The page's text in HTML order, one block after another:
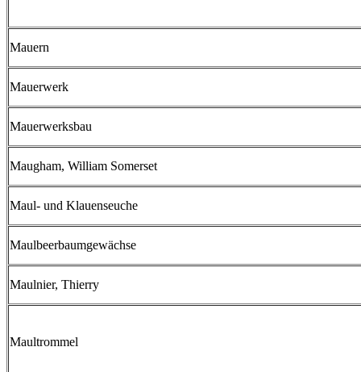
Mauern
Mauerwerk
Mauerwerksbau
Maugham, William Somerset
Maul- und Klauenseuche
Maulbeerbaumgewächse
Maulnier, Thierry
Maultrommel